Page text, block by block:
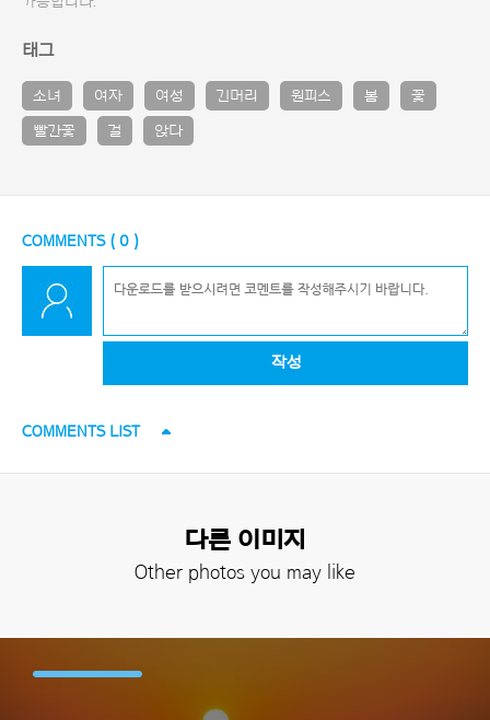
태그
소녀 여자 여성 긴머리 원피스 봄 꽃
빨간꽃 걸 앉다
COMMENTS ( 0 )
작성
COMMENTS LIST
다른 이미지
Other photos you may like